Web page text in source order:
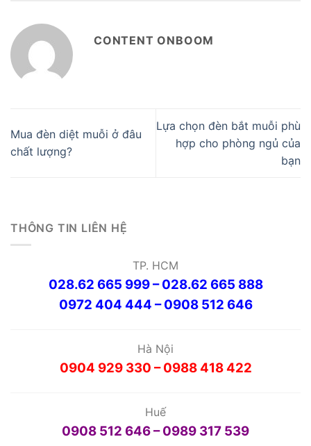
CONTENT ONBOOM
Mua đèn diệt muỗi ở đâu
chất lượng?
Lựa chọn đèn bắt muỗi phù
hợp cho phòng ngủ của
bạn
THÔNG TIN LIÊN HỆ
TP. HCM
028.62 665 999 – 028.62 665 888
0972 404 444 – 0908 512 646
Hà Nội
0904 929 330 – 0988 418 422
Huế
0908 512 646 – 0989 317 539